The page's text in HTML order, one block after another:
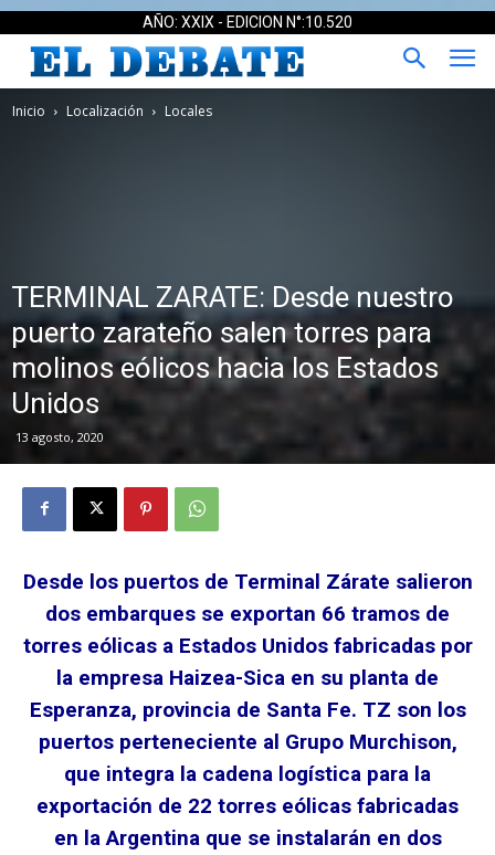
AÑO: XXIX - EDICION N°:10.520
Inicio Localización Locales
TERMINAL ZARATE: Desde nuestro
puerto zarateño salen torres para
molinos eólicos hacia los Estados
Unidos
13 agosto, 2020
Desde los puertos de Terminal Zárate salieron
dos embarques se exportan 66 tramos de
torres eólicas a Estados Unidos fabricadas por
la empresa Haizea-Sica en su planta de
Esperanza, provincia de Santa Fe. TZ son los
puertos perteneciente al Grupo Murchison,
que integra la cadena logística para la
exportación de 22 torres eólicas fabricadas
en la Argentina que se instalarán en dos